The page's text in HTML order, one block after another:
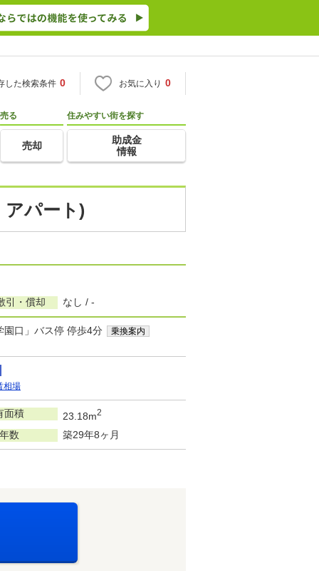
した検索条件 0 お気に入り 0
売る
売却
住みやすい街を探す
助成金
情報
アパート)
引・償却 なし / -
園口」バス停 停歩4分
乗換案内
相場
面積 23.18m2
数 築29年8ヶ月